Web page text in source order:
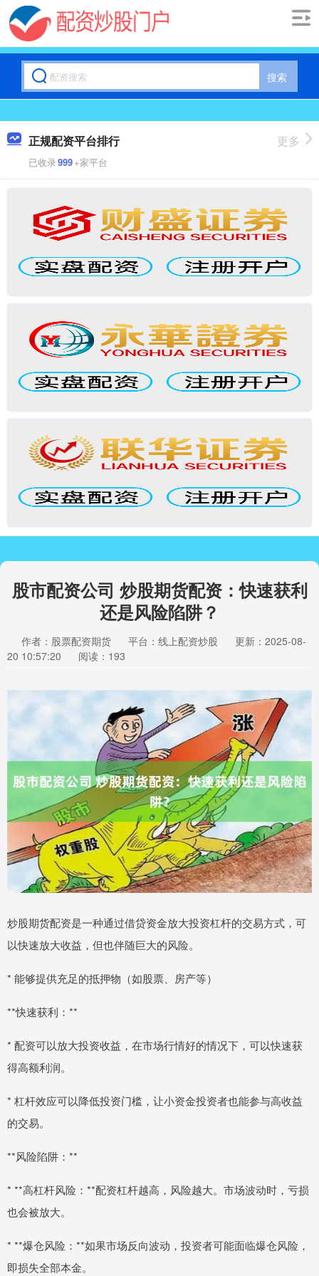
搜索
正规配资平台排行
已收录999+家平台
更多
股市配资公司 炒股期货配资：快速获利
还是风险陷阱？
作者：股票配资期货 平台：线上配资炒股
更新：2025-08-
20 10:57:20
阅读：193
炒股期货配资是一种通过借贷资金放大投资杠杆的交易方式，可
以快速放大收益，但也伴随巨大的风险。
* 能够提供充足的抵押物（如股票、房产等）
**快速获利：**
* 配资可以放大投资收益，在市场行情好的情况下，可以快速获
得高额利润。
* 杠杆效应可以降低投资门槛，让小资金投资者也能参与高收益
的交易。
**风险陷阱：**
* **高杠杆风险：**配资杠杆越高，风险越大。市场波动时，亏损
也会被放大。
* **爆仓风险：**如果市场反向波动，投资者可能面临爆仓风险，
即损失全部本金。